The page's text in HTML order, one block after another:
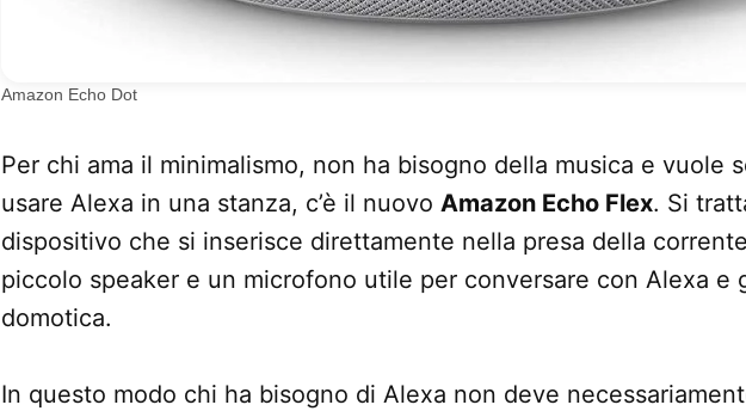
Amazon Echo Dot
Per chi ama il minimalismo, non ha bisogno della musica e vuole
usare Alexa in una stanza, c’è il nuovo Amazon Echo Flex. Si
dispositivo che si inserisce direttamente nella presa della
piccolo speaker e un microfono utile per conversare con Alexa e
domotica.
In questo modo chi ha bisogno di Alexa non deve